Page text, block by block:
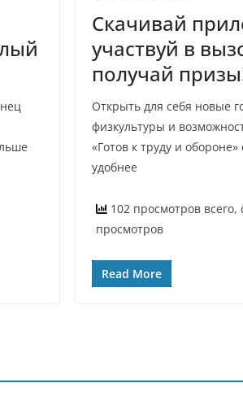
Скачивай
участвуй в
получай
Открыть для себя новые
физкультуры и
«Готов к труду и
удобнее
102 просмотров всего,
просмотров
Read More